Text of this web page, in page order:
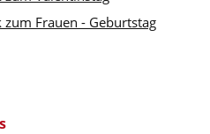
zum Frauen - Geburtstag